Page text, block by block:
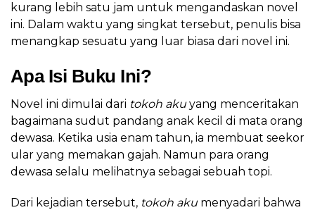
kurang lebih satu jam untuk mengandaskan novel
ini. Dalam waktu yang singkat tersebut, penulis bisa
menangkap sesuatu yang luar biasa dari novel ini.
Apa Isi Buku Ini?
Novel ini dimulai dari tokoh aku yang menceritakan
bagaimana sudut pandang anak kecil di mata orang
dewasa. Ketika usia enam tahun, ia membuat seekor
ular yang memakan gajah. Namun para orang
dewasa selalu melihatnya sebagai sebuah topi.
Dari kejadian tersebut, tokoh aku menyadari bahwa